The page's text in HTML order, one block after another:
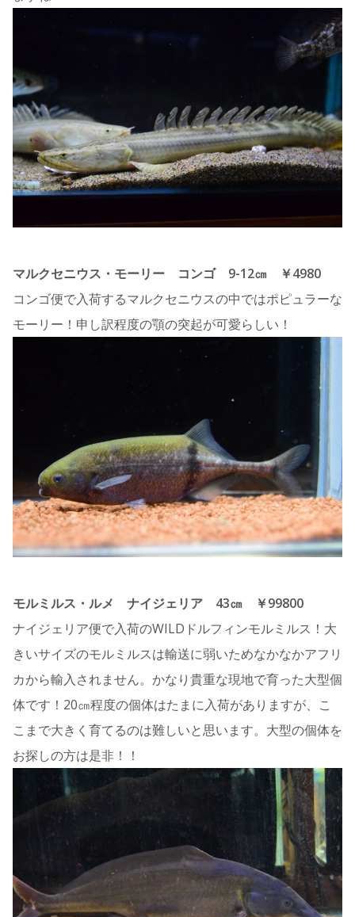
マルクセニウス・モーリー コンゴ 9-12㎝ ￥4980
コンゴ便で入荷するマルクセニウスの中ではポピュラーな
モーリー！申し訳程度の顎の突起が可愛らしい！
モルミルス・ルメ ナイジェリア 43㎝ ￥99800
ナイジェリア便で入荷のWILDドルフィンモルミルス！大
きいサイズのモルミルスは輸送に弱いためなかなかアフリ
カから輸入されません。かなり貴重な現地で育った大型個
体です！20㎝程度の個体はたまに入荷がありますが、こ
こまで大きく育てるのは難しいと思います。大型の個体を
お探しの方は是非！！